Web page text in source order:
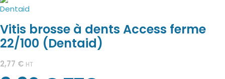
Vitis brosse à dents Access ferme
22/100 (Dentaid)
2,77 € HT